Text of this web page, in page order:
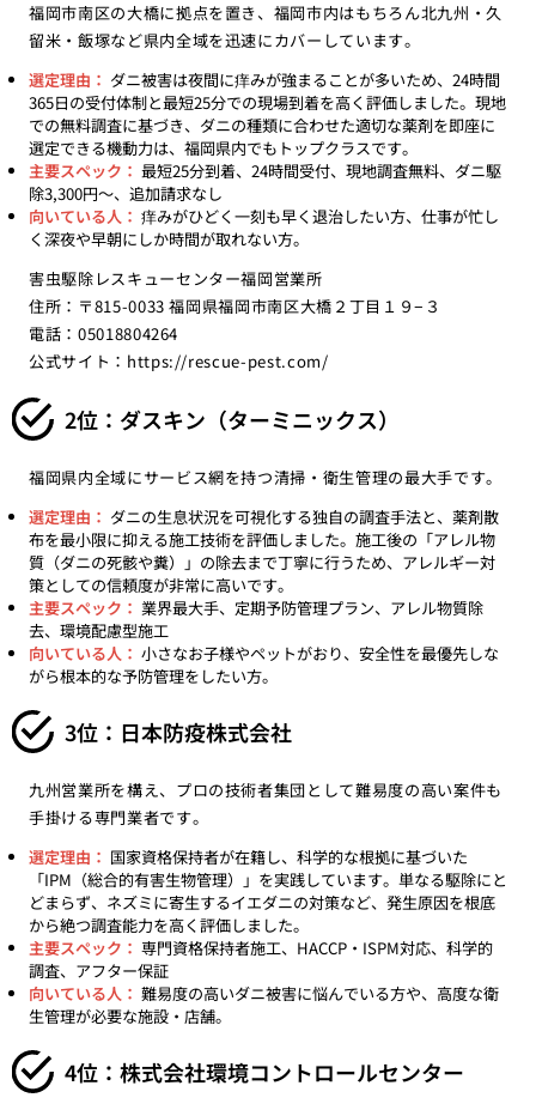
福岡市南区の大橋に拠点を置き、福岡市内はもちろん北九州・久
留米・飯塚など県内全域を迅速にカバーしています。
選定理由： ダニ被害は夜間に痒みが強まることが多いため、24時間
365日の受付体制と最短25分での現場到着を高く評価しました。現地
での無料調査に基づき、ダニの種類に合わせた適切な薬剤を即座に
選定できる機動力は、福岡県内でもトップクラスです。
主要スペック： 最短25分到着、24時間受付、現地調査無料、ダニ駆
除3,300円〜、追加請求なし
向いている人： 痒みがひどく一刻も早く退治したい方、仕事が忙し
く深夜や早朝にしか時間が取れない方。
害虫駆除レスキューセンター福岡営業所
住所：〒815-0033 福岡県福岡市南区大橋２丁目１９−３
電話：05018804264
公式サイト： https://rescue-pest.com/
2位：ダスキン（ターミニックス）
福岡県内全域にサービス網を持つ清掃・衛生管理の最大手です。
選定理由： ダニの生息状況を可視化する独自の調査手法と、薬剤散
布を最小限に抑える施工技術を評価しました。施工後の「アレル物
質（ダニの死骸や糞）」の除去まで丁寧に行うため、アレルギー対
策としての信頼度が非常に高いです。
主要スペック： 業界最大手、定期予防管理プラン、アレル物質除
去、環境配慮型施工
向いている人： 小さなお子様やペットがおり、安全性を最優先しな
がら根本的な予防管理をしたい方。
3位：日本防疫株式会社
九州営業所を構え、プロの技術者集団として難易度の高い案件も
手掛ける専門業者です。
選定理由： 国家資格保持者が在籍し、科学的な根拠に基づいた
「IPM（総合的有害生物管理）」を実践しています。単なる駆除にと
どまらず、ネズミに寄生するイエダニの対策など、発生原因を根底
から絶つ調査能力を高く評価しました。
主要スペック： 専門資格保持者施工、HACCP・ISPM対応、科学的
調査、アフター保証
向いている人： 難易度の高いダニ被害に悩んでいる方や、高度な衛
生管理が必要な施設・店舗。
4位：株式会社環境コントロールセンター